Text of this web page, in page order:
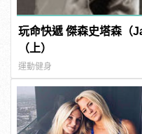
玩命快遞 傑森史塔森（
（上）
運動健身